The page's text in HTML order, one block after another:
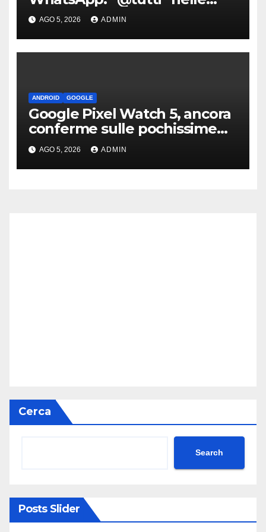
chat di gruppo e non solo
AGO 5, 2026 ADMIN
ANDROID GOOGLE
Google Pixel Watch 5, ancora
conferme sulle pochissime
novità hardware
AGO 5, 2026 ADMIN
Cerca
Search
Posts Slider